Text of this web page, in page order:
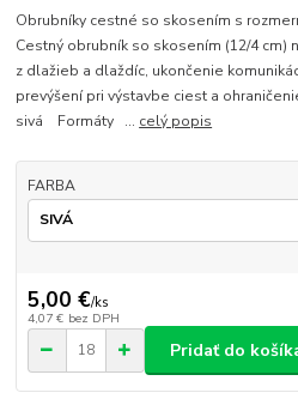
Obrubníky cestné so skosením s
Cestný obrubník so skosením (12/4 cm)
z dlažieb a dlaždíc, ukončenie
prevýšení pri výstavbe ciest a
sivá Formáty ... celý popis
FARBA
5,00 €/ks
4,07 € bez DPH
Pridať do